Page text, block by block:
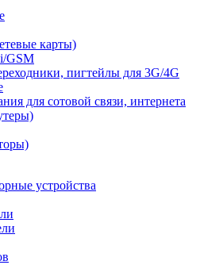
карты)
GSM
пигтейлы для 3G/4G
для сотовой связи, интернета
устройства